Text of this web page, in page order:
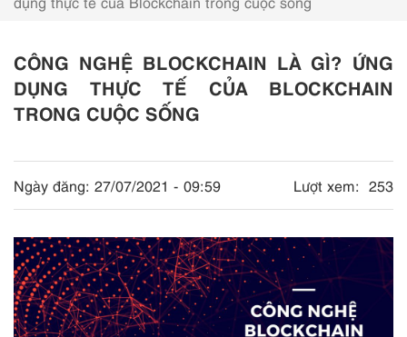
CÔNG NGHỆ BLOCKCHAIN LÀ GÌ? ỨNG
DỤNG THỰC TẾ CỦA BLOCKCHAIN
TRONG CUỘC SỐNG
Ngày đăng: 27/07/2021 - 09:59 Lượt xem: 253